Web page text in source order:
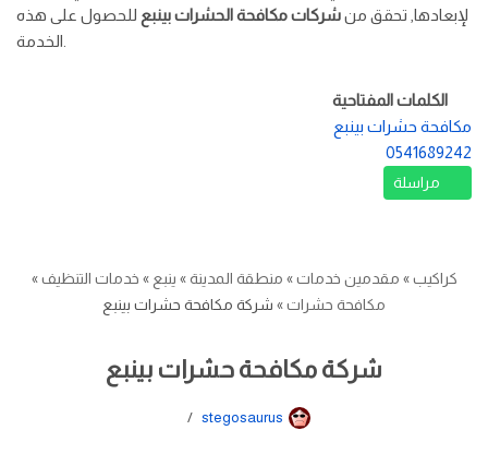
لإبعادها, تحقق منشركات مكافحة الحشرات بينبع للحصول على هذه
الكلمات المفتاحية
مكافحة حشرات بينبع
0541689242
مراسلة
كراكيب» مقدمين خدمات» منطقة المدينة» ينبع » خدمات التنظيف»
مكافحة حشرات» شركة مكافحة حشرات بينبع
شركة مكافحة حشرات بينبع
stegosaurus